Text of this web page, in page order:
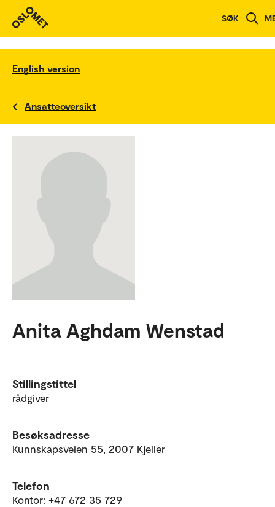
SØK
English version
Ansatteoversikt
Anita Aghdam Wenstad
Stillingstittel
rådgiver
Besøksadresse
Kunnskapsveien 55, 2007 Kjeller
Telefon
Kontor: +47 672 35 729